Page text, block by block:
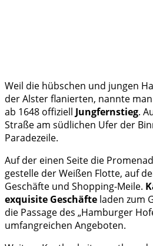
Weil die hübschen und jungen
der Alster flanierten, nannte
ab 1648 offiziell Jungfernstieg.
Straße am südlichen Ufer der
Pa­radezeile.
Auf der ei­nen Seite die
ge­stelle der Weißen Flotte, auf
Geschäfte und Shopping-Meile.
exquisite Ge­schäf­te laden zum
die Passage des „Ham­burger
umfangreichen An­geboten.